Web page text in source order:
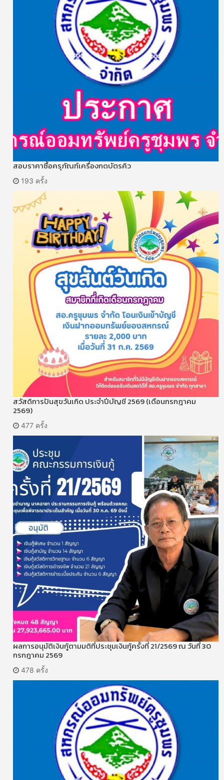
สอบราคาซื้อครุภัณฑ์เครื่องกดบัตรคิว
193 ครั้ง
สวัสดิการปันสุขวันเกิด ประจำปีบัญชี 2569 (เดือนกรกฎาคม
2569)
477 ครั้ง
ผลการอนุมัติเงินกู้ตามมติที่ประชุมเงินกู้ครั้งที่ 21/2569 ณ วันที่ 30
กรกฎาคม 2569
478 ครั้ง